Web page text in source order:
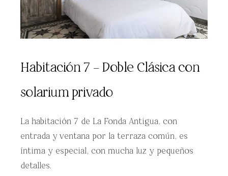
Habitación 7 – Doble Clásica con
solarium privado
La habitación 7 de La Fonda Antigua, con
entrada y ventana por la terraza común, es
íntima y especial, con mucha luz y pequeños
detalles.